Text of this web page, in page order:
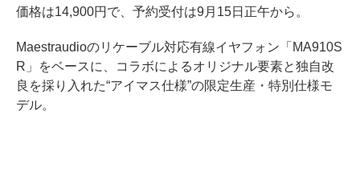
価格は14,900円で、予約受付は9月15日正午から。
Maestraudioのリケーブル対応有線イヤフォン「MA910S
R」をベースに、コラボによるオリジナル要素と独自改
良を採り入れた“アイマス仕様”の限定生産・特別仕様モ
デル。